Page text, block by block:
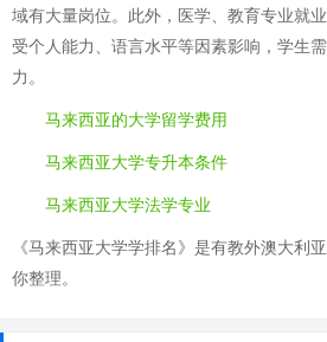
域有大量岗位。此外，医学、教育专业就
受个人能力、语言水平等因素影响，学生
力。
马来西亚的大学留学费用
马来西亚大学专升本条件
马来西亚大学法学专业
《马来西亚大学学排名》是有教外澳大利
你整理。